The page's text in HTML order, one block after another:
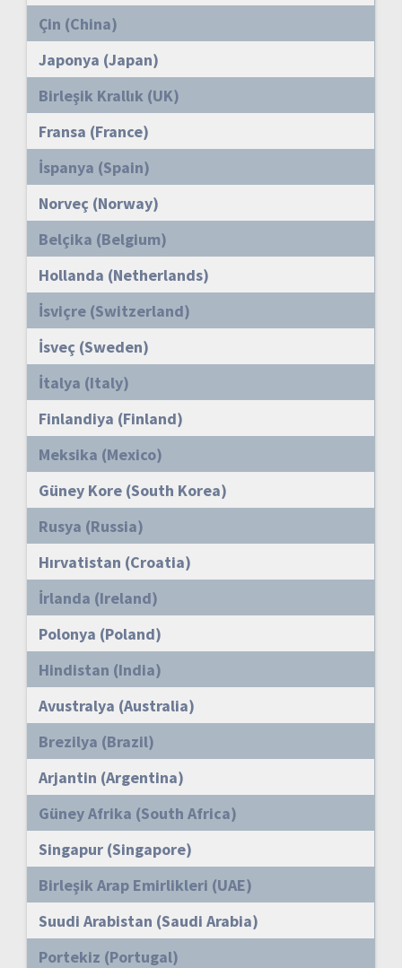
Çin (China)
Japonya (Japan)
Birleşik Krallık (UK)
Fransa (France)
İspanya (Spain)
Norveç (Norway)
Belçika (Belgium)
Hollanda (Netherlands)
İsviçre (Switzerland)
İsveç (Sweden)
İtalya (Italy)
Finlandiya (Finland)
Meksika (Mexico)
Güney Kore (South Korea)
Rusya (Russia)
Hırvatistan (Croatia)
İrlanda (Ireland)
Polonya (Poland)
Hindistan (India)
Avustralya (Australia)
Brezilya (Brazil)
Arjantin (Argentina)
Güney Afrika (South Africa)
Singapur (Singapore)
Birleşik Arap Emirlikleri (UAE)
Suudi Arabistan (Saudi Arabia)
Portekiz (Portugal)